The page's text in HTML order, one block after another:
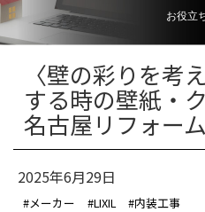
お役立
〈壁の彩りを考
する時の壁紙・
名古屋リフォーム
2025年6月29日
#メーカー #LIXIL #内装工事